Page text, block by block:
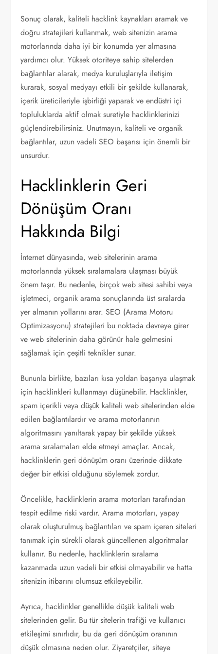
Sonuç olarak, kaliteli hacklink kaynakları aramak ve
doğru stratejileri kullanmak, web sitenizin arama
motorlarında daha iyi bir konumda yer almasına
yardımcı olur. Yüksek otoriteye sahip sitelerden
bağlantılar alarak, medya kuruluşlarıyla iletişim
kurarak, sosyal medyayı etkili bir şekilde kullanarak,
içerik üreticileriyle işbirliği yaparak ve endüstri içi
topluluklarda aktif olmak suretiyle hacklinklerinizi
güçlendirebilirsiniz. Unutmayın, kaliteli ve organik
bağlantılar, uzun vadeli SEO başarısı için önemli bir
unsurdur.
Hacklinklerin Geri
Dönüşüm Oranı
Hakkında Bilgi
İnternet dünyasında, web sitelerinin arama
motorlarında yüksek sıralamalara ulaşması büyük
önem taşır. Bu nedenle, birçok web sitesi sahibi veya
işletmeci, organik arama sonuçlarında üst sıralarda
yer almanın yollarını arar. SEO (Arama Motoru
Optimizasyonu) stratejileri bu noktada devreye girer
ve web sitelerinin daha görünür hale gelmesini
sağlamak için çeşitli teknikler sunar.
Bununla birlikte, bazıları kısa yoldan başarıya ulaşmak
için hacklinkleri kullanmayı düşünebilir. Hacklinkler,
spam içerikli veya düşük kaliteli web sitelerinden elde
edilen bağlantılardır ve arama motorlarının
algoritmasını yanıltarak yapay bir şekilde yüksek
arama sıralamaları elde etmeyi amaçlar. Ancak,
hacklinklerin geri dönüşüm oranı üzerinde dikkate
değer bir etkisi olduğunu söylemek zordur.
Öncelikle, hacklinklerin arama motorları tarafından
tespit edilme riski vardır. Arama motorları, yapay
olarak oluşturulmuş bağlantıları ve spam içeren siteleri
tanımak için sürekli olarak güncellenen algoritmalar
kullanır. Bu nedenle, hacklinklerin sıralama
kazanmada uzun vadeli bir etkisi olmayabilir ve hatta
sitenizin itibarını olumsuz etkileyebilir.
Ayrıca, hacklinkler genellikle düşük kaliteli web
sitelerinden gelir. Bu tür sitelerin trafiği ve kullanıcı
etkileşimi sınırlıdır, bu da geri dönüşüm oranının
düşük olmasına neden olur. Ziyaretçiler, siteye